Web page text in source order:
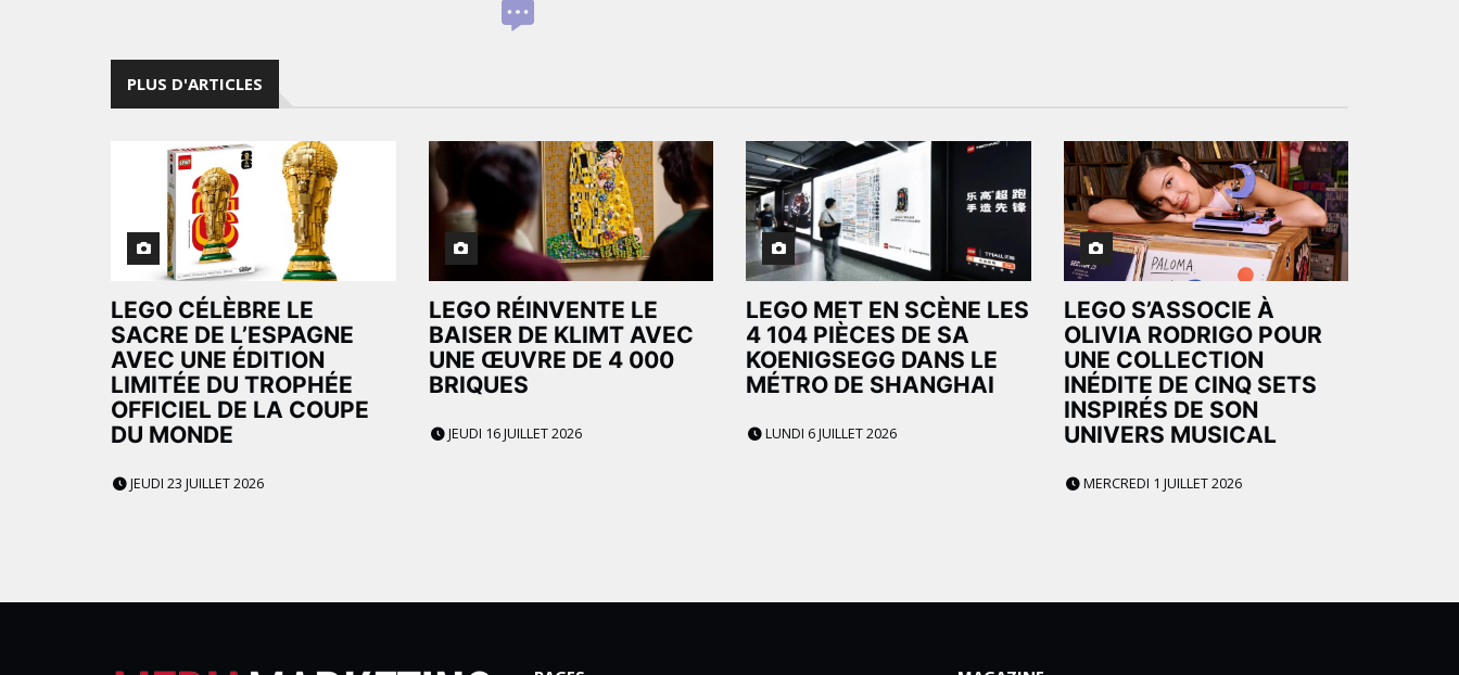
PLUS D'ARTICLES
LEGO CÉLÈBRE LE
SACRE DE L’ESPAGNE
AVEC UNE ÉDITION
LIMITÉE DU TROPHÉE
OFFICIEL DE LA COUPE
DU MONDE
JEUDI 23 JUILLET 2026
LEGO RÉINVENTE LE
BAISER DE KLIMT AVEC
UNE ŒUVRE DE 4 000
BRIQUES
JEUDI 16 JUILLET 2026
LEGO MET EN SCÈNE LES
4 104 PIÈCES DE SA
KOENIGSEGG DANS LE
MÉTRO DE SHANGHAI
LUNDI 6 JUILLET 2026
LEGO S’ASSOCIE À
OLIVIA RODRIGO POUR
UNE COLLECTION
INÉDITE DE CINQ SETS
INSPIRÉS DE SON
UNIVERS MUSICAL
MERCREDI 1 JUILLET 2026